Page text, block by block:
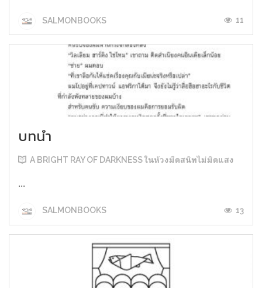
SALMONBOOKS 11
บทนำ
A BRIGHT RAY OF DARKNESS ในห้วงมืดสนิทไม่มิดแสง
...
SALMONBOOKS 13